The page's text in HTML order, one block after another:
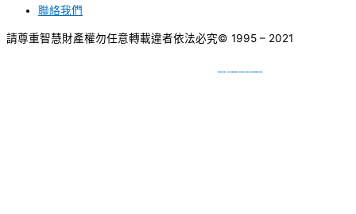
聯絡我們
請尊重智慧財產權勿任意轉載違者依法必究© 1995 – 2021